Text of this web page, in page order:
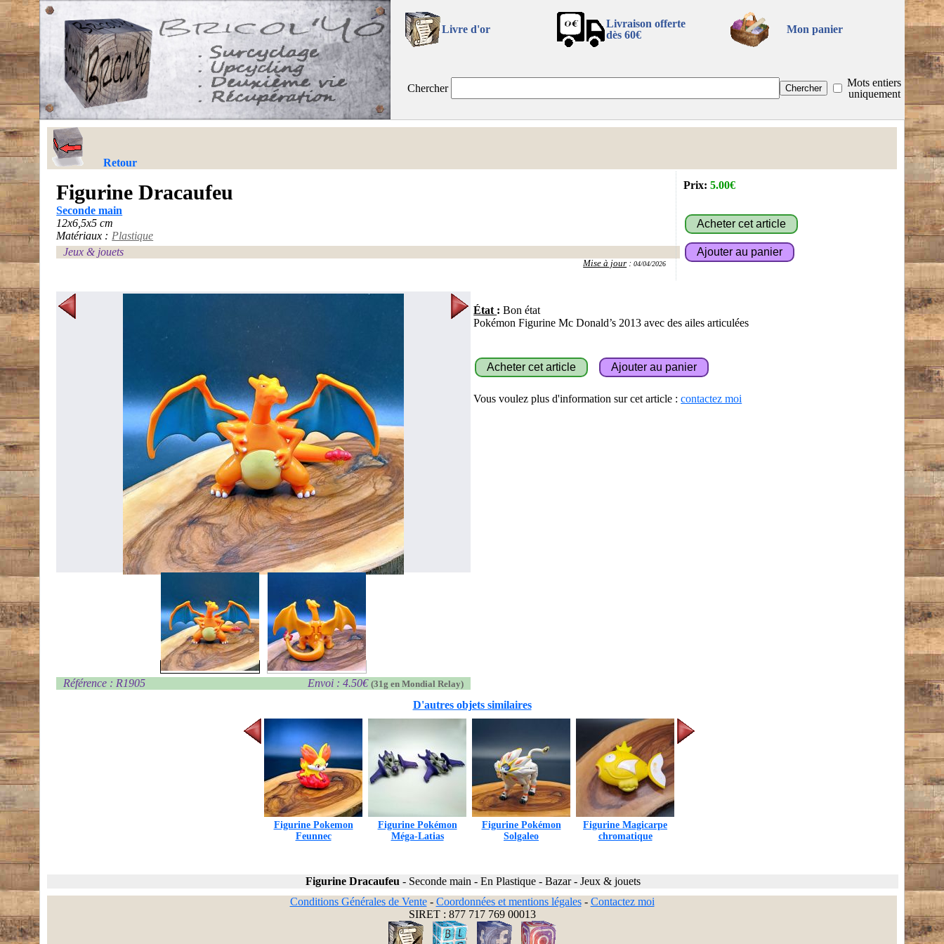
Livre d'or
Livraison offerte
dès 60€
Mon panier
Chercher
Mots entiers
uniquement
Retour
Figurine Dracaufeu
Seconde main
12x6,5x5 cm
Matériaux : Plastique
Jeux & jouets
Mise à jour :04/04/2026
Prix: 5.00€
Référence : R1905 Envoi : 4.50€(31g en Mondial Relay)
État : Bon état
Pokémon Figurine Mc Donald’s 2013 avec des ailes articulées
Vous voulez plus d'information sur cet article :contactez moi
D'autres objets similaires
Figurine Pokemon
Feunnec
Figurine Pokémon
Méga-Latias
Figurine Pokémon
Solgaleo
Figurine Magicarpe
chromatique
Figurine Dracaufeu - Seconde main - En Plastique- Bazar- Jeux & jouets
Conditions Générales de Vente- Coordonnées et mentions légales- Contactez moi
SIRET : 877 717 769 00013